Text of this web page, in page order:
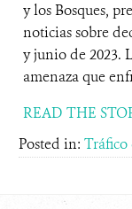
y los Bosques,
noticias sobre
y junio de 2023.
amenaza que
READ THE
Posted in: Tráfico